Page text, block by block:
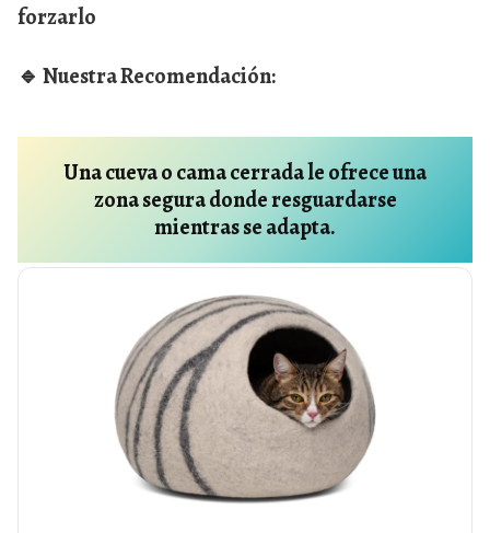
forzarlo
🔹 Nuestra Recomendación:
Una cueva o cama cerrada le ofrece una
zona segura donde resguardarse
mientras se adapta.